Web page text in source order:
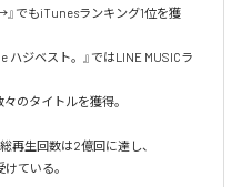
でもiTunesランキング1位を獲
ハジベスト。』ではLINE MUSICラ
のタイトルを獲得。
再生回数は2億回に達し、
ている。